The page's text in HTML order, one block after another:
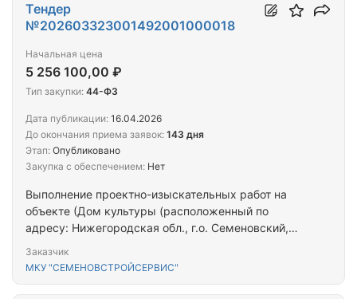
Выполнение проектно-изыскательных работ на
объекте (Дом культуры (расположенный по
адресу: Нижегородская обл., г.о. Семеновский,
Заказчик
МКУ "СЕМЕНОВСТРОЙСЕРВИС"
Тендер
№202603323001492001000018
Начальная цена
5 256 100,00 ₽
Тип закупки: 44-ФЗ
Дата публикации: 16.04.2026
До окончания приема заявок: 143 дня
Этап: Опубликовано
Закупка с обеспечением: Нет